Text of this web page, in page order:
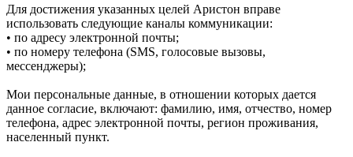
Для достижения указанных целей Аристон вправе
использовать следующие каналы коммуникации:
• по адресу электронной почты;
• по номеру телефона (SMS, голосовые вызовы,
мессенджеры);
Мои персональные данные, в отношении которых дается
данное согласие, включают: фамилию, имя, отчество, номер
телефона, адрес электронной почты, регион проживания,
населенный пункт.